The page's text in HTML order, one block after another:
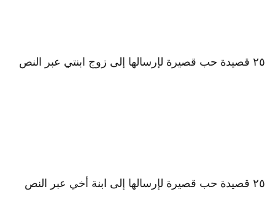
٢٥ قصيدة حب قصيرة لإرسالها إلى زوج ابنتي عبر النص
٢٥ قصيدة حب قصيرة لإرسالها إلى ابنة أخي عبر النص